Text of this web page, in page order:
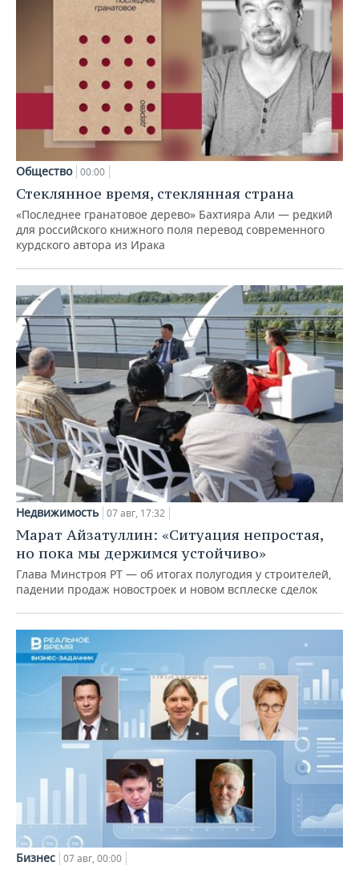
Общество 00:00
Стеклянное время, стеклянная страна
«Последнее гранатовое дерево» Бахтияра Али — редкий
для российского книжного поля перевод современного
курдского автора из Ирака
Недвижимость 07 авг, 17:32
Марат Айзатуллин: «Ситуация непростая,
но пока мы держимся устойчиво»
Глава Минстроя РТ — об итогах полугодия у строителей,
падении продаж новостроек и новом всплеске сделок
Бизнес 07 авг, 00:00